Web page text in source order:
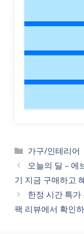
Categories
가구/인테리어
오늘의 딜 – 에
기 지금 구매하고
한정 시간 특
팩 리뷰에서 확인